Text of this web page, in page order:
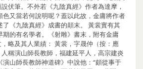
伏筆。不外若《九陰真經》作者為達摩，
又當若何說明呢？蓋以此故，金庸將作者
《九陰真經》成書的顛末。 黃裳實有其
期的有名學者。《射雕》書末，附有金庸
，略及其人業績： 黃裳，字晟仲（按：應
稱演山師長教師，福建延平人，高宗建炎
山師長教師神道碑》中說他：“頗從事于